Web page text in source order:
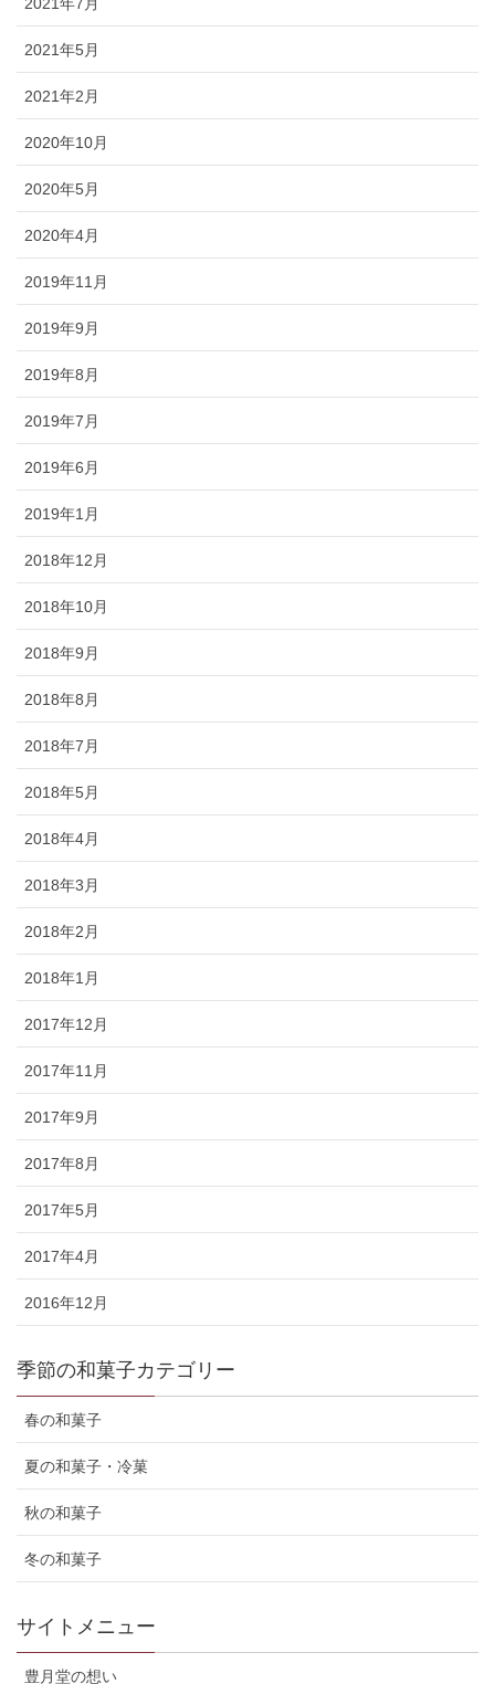
2021年5月
2021年2月
2020年10月
2020年5月
2020年4月
2019年11月
2019年9月
2019年8月
2019年7月
2019年6月
2019年1月
2018年12月
2018年10月
2018年9月
2018年8月
2018年7月
2018年5月
2018年4月
2018年3月
2018年2月
2018年1月
2017年12月
2017年11月
2017年9月
2017年8月
2017年5月
2017年4月
2016年12月
季節の和菓子カテゴリー
春の和菓子
夏の和菓子・冷菓
秋の和菓子
冬の和菓子
サイトメニュー
豊月堂の想い